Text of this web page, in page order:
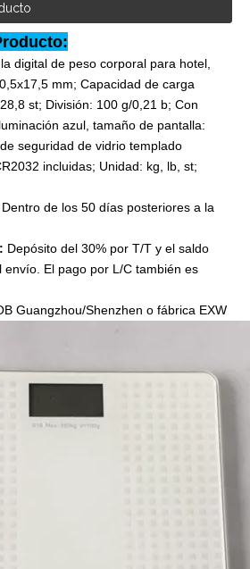
digital de peso corporal para hotel,
mm; Capacidad de carga
st; División: 100 g/0,21 b; Con
azul, tamaño de pantalla:
seguridad de vidrio templado
incluidas; Unidad: kg, lb, st;
Dentro de los 50 días posteriores a la
Depósito del 30% por T/T y el saldo
El pago por L/C también es
Guangzhou/Shenzhen o fábrica EXW